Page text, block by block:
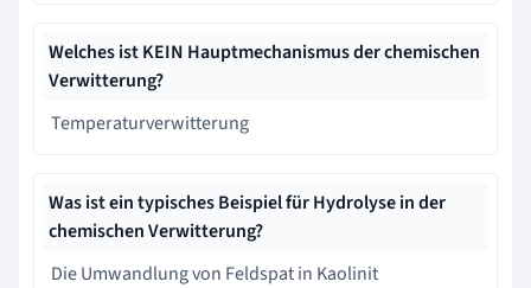
Welches ist KEIN Hauptmechanismus der chemischen
Verwitterung?
Temperaturverwitterung
Was ist ein typisches Beispiel für Hydrolyse in der
chemischen Verwitterung?
Die Umwandlung von Feldspat in Kaolinit